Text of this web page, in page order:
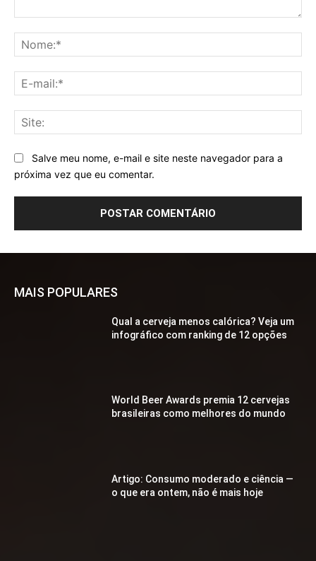
Salve meu nome, e-mail e site neste navegador para a
próxima vez que eu comentar.
MAIS POPULARES
Qual a cerveja menos calórica? Veja um
infográfico com ranking de 12 opções
World Beer Awards premia 12 cervejas
brasileiras como melhores do mundo
Artigo: Consumo moderado e ciência —
o que era ontem, não é mais hoje